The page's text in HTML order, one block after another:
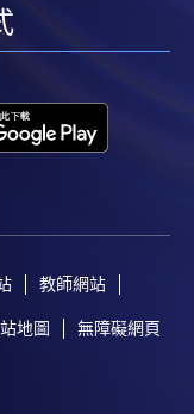
設有報名服務的教
教師網站
地圖 無障礙網頁